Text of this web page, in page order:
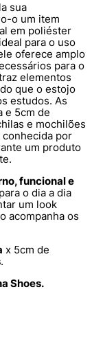
sua
o um item
em poliéster
para o uso
oferece amplo
para o
elementos
que o estojo
estudos. As
e 5cm de
e mochilões
conhecida por
um produto
funcional e
o dia a dia
um look
acompanha os
x 5cm de
.
Shoes.